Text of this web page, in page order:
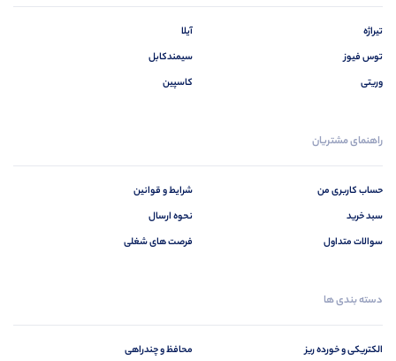
تیراژه
توس فیوز
وریتی
آیلا
سیمندکابل
کاسپین
راهنمای مشتریان
حساب کاربری من
سبد خرید
سوالات متداول
شرایط و قوانین
نحوه ارسال
فرصت های شغلی
دسته بندی ها
الکتریکی و خورده ریز
محافظ و چندراهی